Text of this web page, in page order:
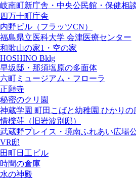
岐南町新庁舎・中央公⺠館・保健相
四万十町庁舎
内野ビル（フラッツCN）
福島県立医科大学 会津医療センター
和歌山の家1・空の家
HOSHINO Bldg
早坂邸・那須塩原の多面体
六町ミュージアム・フローラ
正願寺
秘密のクリ園
神蔵学園 町田こばと幼稚園 ひかりの
惜櫟荘（旧岩波別邸）
武蔵野プレイス・境南ふれあい広場
VR邸
田町日工ビル
時間の倉庫
水の神殿